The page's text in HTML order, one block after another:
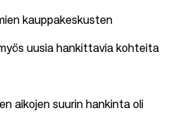
kauppakeskusten
uusia hankittavia kohteita
aikojen suurin hankinta oli